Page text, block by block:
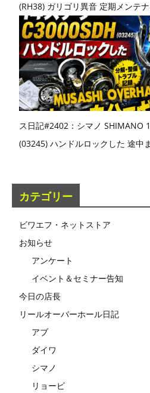
(RH38) ガリゴリ異音 定期メンテ
ス日記#2402：シマノ SHIMANO
(03245) ハンドルロックした 途中
カテゴリー
ビワエフ・ネットストア
お知らせ
アンケート
イベント＆セミナー告知
今日の店長
リールオーバーホール日記
アブ
ダイワ
シマノ
リョービ